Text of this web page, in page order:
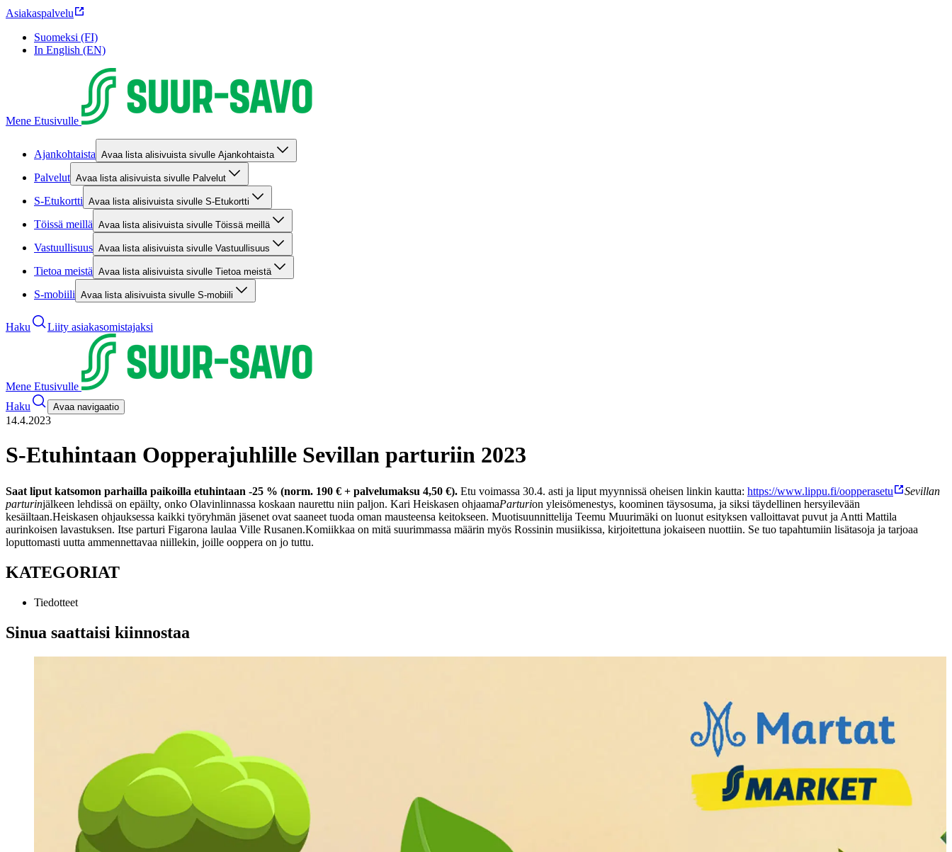
Asiakaspalvelu
Suomeksi (FI)
In English (EN)
Mene Etusivulle
Ajankohtaista Avaa lista alisivuista sivulle Ajankohtaista
Palvelut Avaa lista alisivuista sivulle Palvelut
S-Etukortti Avaa lista alisivuista sivulle S-Etukortti
Töissä meillä Avaa lista alisivuista sivulle Töissä meillä
Vastuullisuus Avaa lista alisivuista sivulle Vastuullisuus
Tietoa meistä Avaa lista alisivuista sivulle Tietoa meistä
S-mobiili Avaa lista alisivuista sivulle S-mobiili
Haku Liity asiakasomistajaksi
Mene Etusivulle
Haku
Avaa navigaatio
14.4.2023
S-Etuhintaan Oopperajuhlille Sevillan parturiin 2023
Saat liput katsomon parhailla paikoilla etuhintaan -25 % (norm. 190 € + palvelumaksu 4,50 €). Etu voimassa 30.4. asti ja liput myynnissä oheisen linkin kautta: https://www.lippu.fi/oopperasetu
Sevillan
parturinjälkeen lehdissä on epäilty, onko Olavinlinnassa koskaan naurettu niin paljon. Kari Heiskasen ohjaamaParturion yleisömenestys, koominen täysosuma, ja siksi täydellinen hersyilevään
kesäiltaan.Heiskasen ohjauksessa kaikki työryhmän jäsenet ovat saaneet tuoda oman mausteensa keitokseen. Muotisuunnittelija Teemu Muurimäki on luonut esityksen valloittavat puvut ja Antti Mattila
aurinkoisen lavastuksen. Itse parturi Figarona laulaa Ville Rusanen.Komiikkaa on mitä suurimmassa määrin myös Rossinin musiikissa, kirjoitettuna jokaiseen nuottiin. Se tuo tapahtumiin lisätasoja ja tarjoaa
loputtomasti uutta ammennettavaa niillekin, joille ooppera on jo tuttu.
KATEGORIAT
Tiedotteet
Sinua saattaisi kiinnostaa